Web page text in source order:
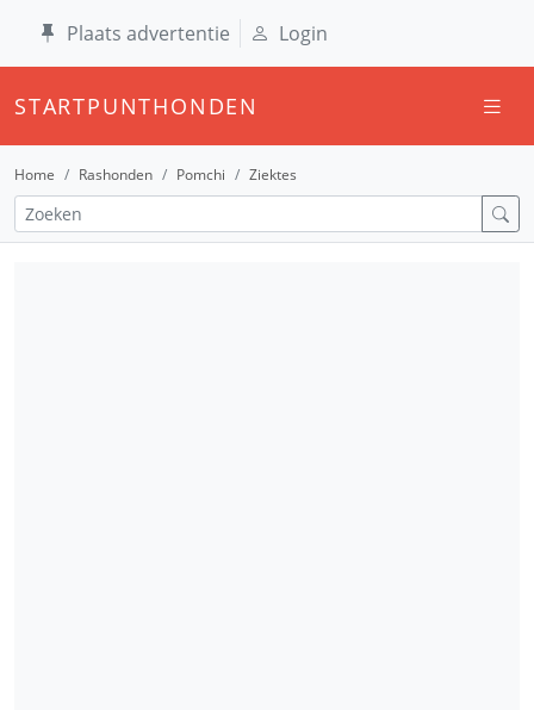
Plaats advertentie Login
STARTPUNTHONDEN
Home Rashonden Pomchi Ziektes